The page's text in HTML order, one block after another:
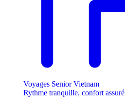
Voyages Senior Vietnam
Rythme tranquille, confort assuré